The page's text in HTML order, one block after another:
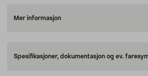
Mer informasjon
Spesifikasjoner, dokumentasjon og ev.